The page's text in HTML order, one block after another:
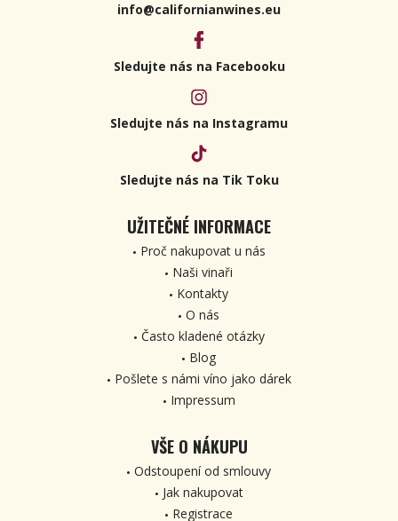
info@californianwines.eu
Sledujte nás na Facebooku
Sledujte nás na Instagramu
Sledujte nás na Tik Toku
UŽITEČNÉ INFORMACE
Proč nakupovat u nás
Naši vinaři
Kontakty
O nás
Často kladené otázky
Blog
Pošlete s námi víno jako dárek
Impressum
VŠE O NÁKUPU
Odstoupení od smlouvy
Jak nakupovat
Registrace